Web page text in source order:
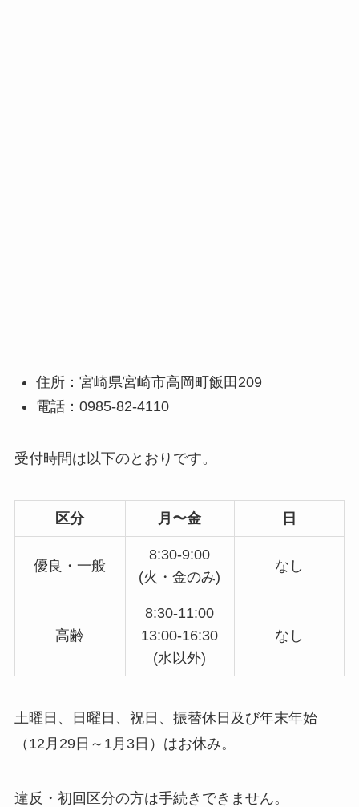
住所：宮崎県宮崎市高岡町飯田209
電話：0985-82-4110
受付時間は以下のとおりです。
区分 月〜金 日
優良・一般
8:30-9:00
(火・金のみ)
なし
高齢
8:30-11:00
13:00-16:30
(水以外)
なし
土曜日、日曜日、祝日、振替休日及び年末年始
（12月29日～1月3日）はお休み。
違反・初回区分の方は手続きできません。